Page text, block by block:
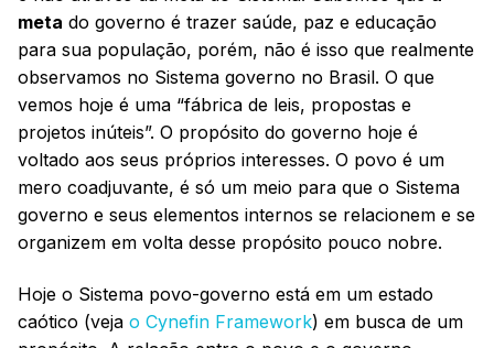
meta do governo é trazer saúde, paz e educação
para sua população, porém, não é isso que realmente
observamos no Sistema governo no Brasil. O que
vemos hoje é uma “fábrica de leis, propostas e
projetos inúteis”. O propósito do governo hoje é
voltado aos seus próprios interesses. O povo é um
mero coadjuvante, é só um meio para que o Sistema
governo e seus elementos internos se relacionem e se
organizem em volta desse propósito pouco nobre.
Hoje o Sistema povo-governo está em um estado
caótico (veja o Cynefin Framework) em busca de um